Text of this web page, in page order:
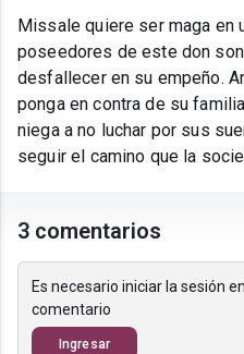
Missale quiere ser maga en
poseedores de este don
desfallecer en su empeño.
ponga en contra de su
niega a no luchar por sus
seguir el camino que la
3 comentarios
Es necesario iniciar la sesión
comentario
Ingresar